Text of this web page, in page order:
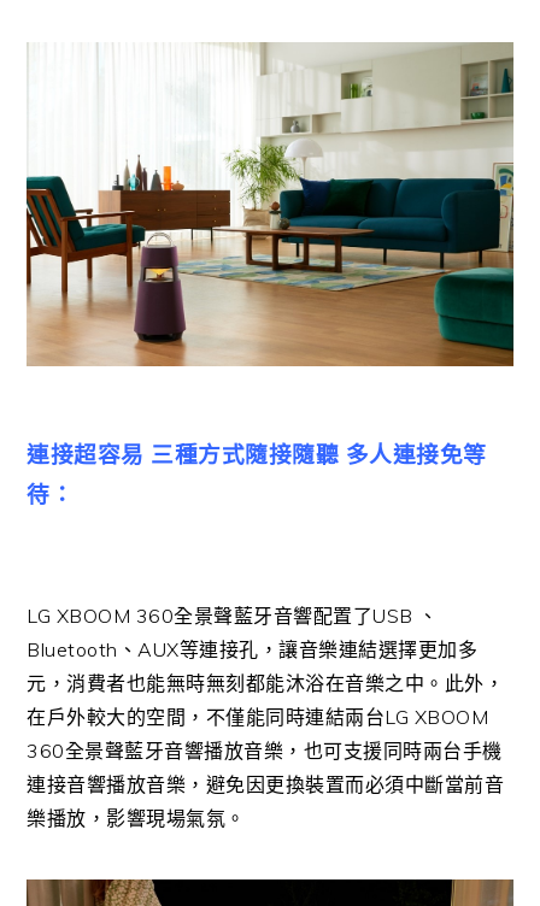
連接超容易 三種方式隨接隨聽 多人連接免等
待：
LG XBOOM 360全景聲藍牙音響配置了USB 、
Bluetooth、AUX等連接孔，讓音樂連結選擇更加多
元，消費者也能無時無刻都能沐浴在音樂之中。此外，
在戶外較大的空間，不僅能同時連結兩台LG XBOOM
360全景聲藍牙音響播放音樂，也可支援同時兩台手機
連接音響播放音樂，避免因更換裝置而必須中斷當前音
樂播放，影響現場氣氛。